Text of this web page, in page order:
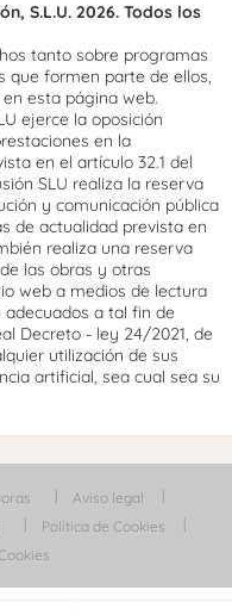
S.L.U. 2026. Todos los
tanto sobre programas
que formen parte de ellos,
esta página web.
ejerce la oposición
en la
en el artículo 32.1 del
SLU realiza la reserva
y comunicación pública
de actualidad prevista en
realiza una reserva
las obras y otras
web a medios de lectura
a tal fin de
Decreto - ley 24/2021, de
utilización de sus
artificial, sea cual sea su
Aviso legal
Política de Cookies